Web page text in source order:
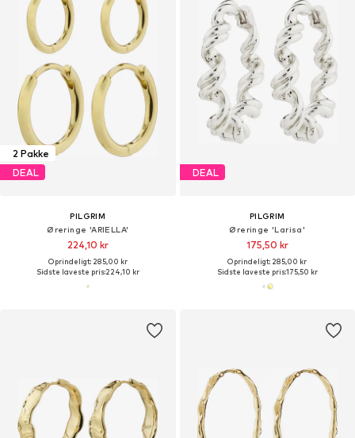
2 Pakke
DEAL
PILGRIM
Øreringe 'ARIELLA'
224,10 kr
Oprindeligt: 285,00 kr
Sidste laveste pris:224,10 kr
DEAL
PILGRIM
Øreringe 'Larisa'
175,50 kr
Oprindeligt: 285,00 kr
Sidste laveste pris:175,50 kr